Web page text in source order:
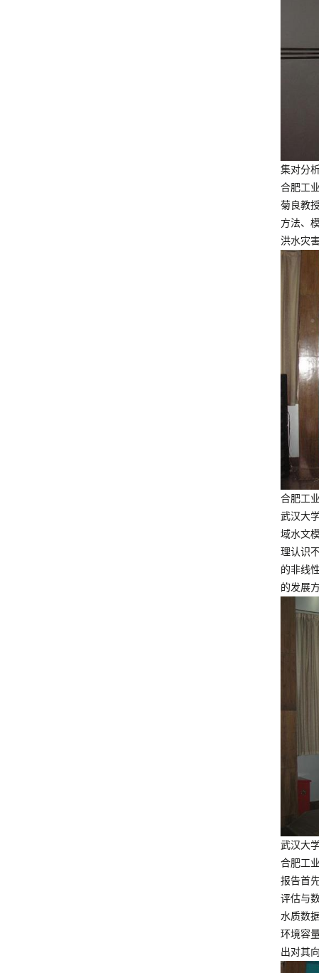
集对分
合肥工
菊良教
方法、
洪水灾
合肥工
武汉大
域水文
理认识
的非线
的发展
武汉大
合肥工
报告首
评估与
水质数
环境容
出对其